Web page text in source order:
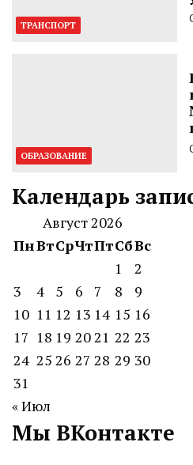
ТРАНСПОРТ
ОБРАЗОВАНИЕ
Календарь
Август 2026
ПнВтСрЧтПтСбВс
1
2
3
4 5 6 7 8
9
10 11 12 13 14 15 16
17 18 19 2021 22 23
24 25 26 27 28 29 30
31
« Июл
Мы ВКонтакте